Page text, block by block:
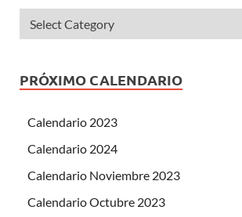
PRÓXIMO CALENDARIO
Calendario 2023
Calendario 2024
Calendario Noviembre 2023
Calendario Octubre 2023